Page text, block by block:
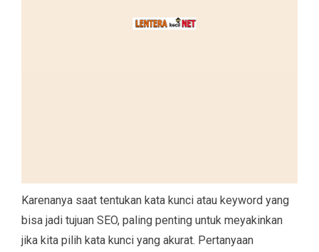
Karenanya saat tentukan kata kunci atau keyword yang
bisa jadi tujuan SEO, paling penting untuk meyakinkan
jika kita pilih kata kunci yang akurat. Pertanyaan